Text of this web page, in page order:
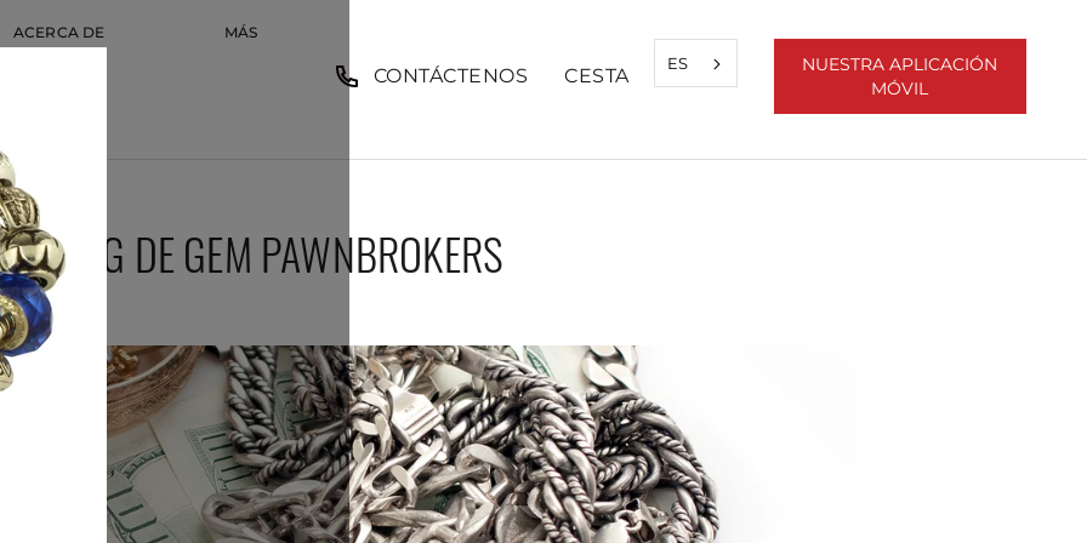
ACERCA DE MÁS
CONTÁCTENOS CESTA
ES
NUESTRA APLICACIÓN
MÓVIL
BLOG DE GEM PAWNBROKERS